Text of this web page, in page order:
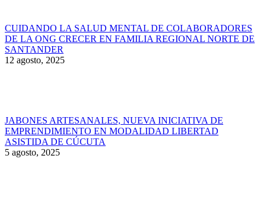
CUIDANDO LA SALUD MENTAL DE COLABORADORES
DE LA ONG CRECER EN FAMILIA REGIONAL NORTE DE
SANTANDER
12 agosto, 2025
JABONES ARTESANALES, NUEVA INICIATIVA DE
EMPRENDIMIENTO EN MODALIDAD LIBERTAD
ASISTIDA DE CÚCUTA
5 agosto, 2025